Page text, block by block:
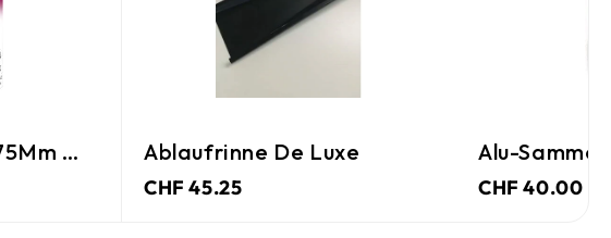
3M Steri-Strip 6X75Mm Weiss Ablaufrinne De Luxe
CHF 45.25
Alu-
CHF 40.00